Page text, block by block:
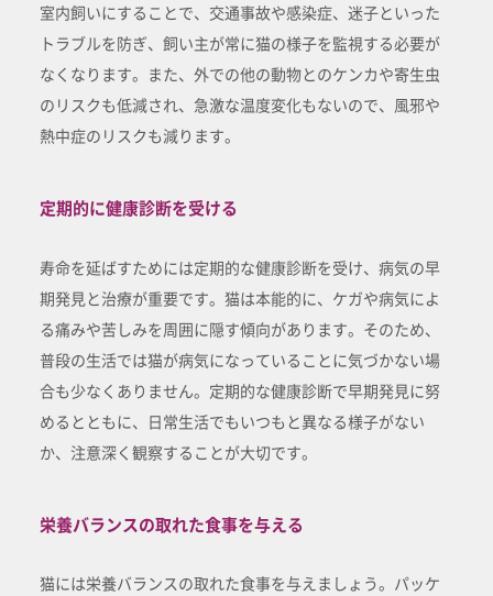
室内飼いにすることで、交通事故や感染症、迷子といった
トラブルを防ぎ、飼い主が常に猫の様子を監視する必要が
なくなります。また、外での他の動物とのケンカや寄生虫
のリスクも低減され、急激な温度変化もないので、風邪や
熱中症のリスクも減ります。
定期的に健康診断を受ける
寿命を延ばすためには定期的な健康診断を受け、病気の早
期発見と治療が重要です。猫は本能的に、ケガや病気によ
る痛みや苦しみを周囲に隠す傾向があります。そのため、
普段の生活では猫が病気になっていることに気づかない場
合も少なくありません。定期的な健康診断で早期発見に努
めるとともに、日常生活でもいつもと異なる様子がない
か、注意深く観察することが大切です。
栄養バランスの取れた食事を与える
猫には栄養バランスの取れた食事を与えましょう。パッケ